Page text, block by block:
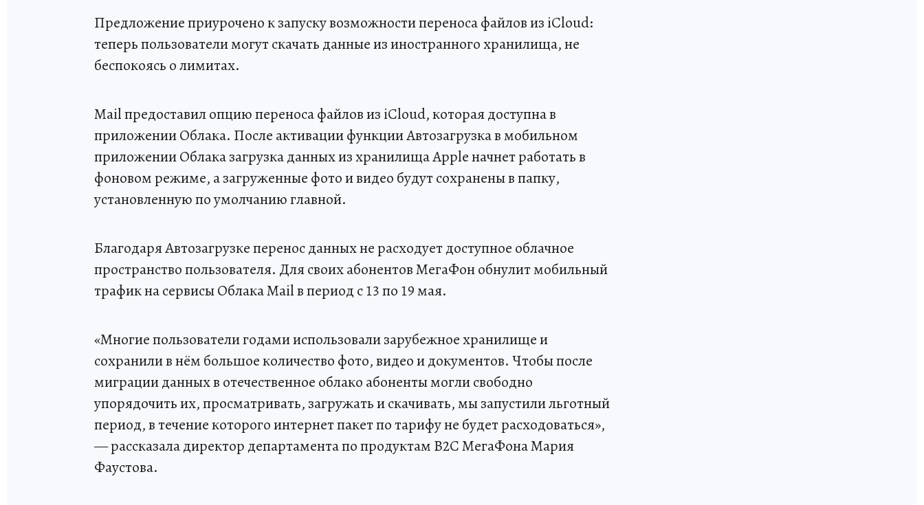
Предложение приурочено к запуску возможности переноса файлов из iCloud:
теперь пользователи могут скачать данные из иностранного хранилища, не
беспокоясь о лимитах.
Mail предоставил опцию переноса файлов из iCloud, которая доступна в
приложении Облака. После активации функции Автозагрузка в мобильном
приложении Облака загрузка данных из хранилища Apple начнет работать в
фоновом режиме, а загруженные фото и видео будут сохранены в папку,
установленную по умолчанию главной.
Благодаря Автозагрузке перенос данных не расходует доступное облачное
пространство пользователя. Для своих абонентов МегаФон обнулит мобильный
трафик на сервисы Облака Mail в период с 13 по 19 мая.
«Многие пользователи годами использовали зарубежное хранилище и
сохранили в нём большое количество фото, видео и документов. Чтобы после
миграции данных в отечественное облако абоненты могли свободно
упорядочить их, просматривать, загружать и скачивать, мы запустили льготный
период, в течение которого интернет пакет по тарифу не будет расходоваться»,
— рассказала директор департамента по продуктам В2С МегаФона Мария
Фаустова.